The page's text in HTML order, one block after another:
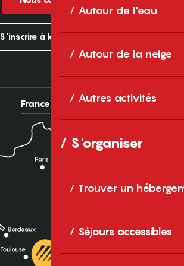
Autour de l'eau
Autour de la neige
Autres activités
S'organiser
Trouver un
Séjours accessibles
S'inscrire à la newsletter
France Europe